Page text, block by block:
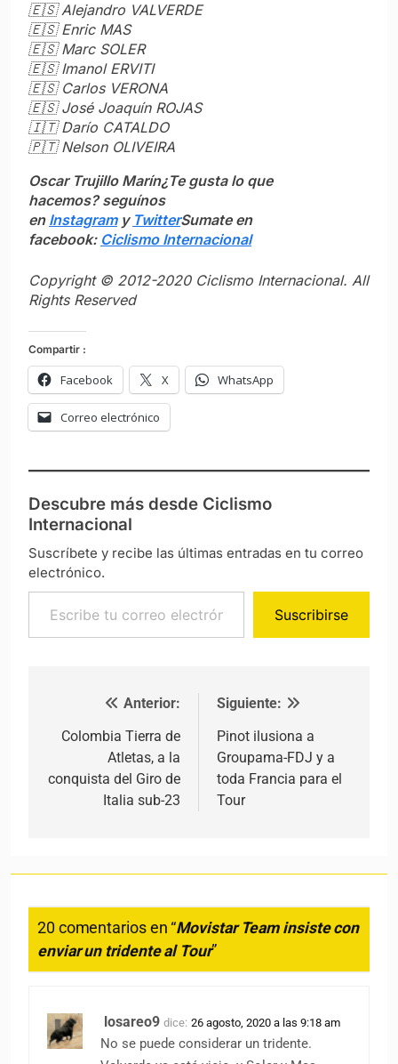
🇪🇸Alejandro VALVERDE
🇪🇸Enric MAS
🇪🇸Marc SOLER
🇪🇸Imanol ERVITI
🇪🇸Carlos VERONA
🇪🇸José Joaquín ROJAS
🇮🇹Darío CATALDO
🇵🇹Nelson OLIVEIRA
Oscar Trujillo Marín¿Te gusta lo que
hacemos? seguínos
en Instagramy TwitterSumate en
facebook: Ciclismo Internacional
Copyright © 2012-2020 Ciclismo Internacional. All
Rights Reserved
Compartir :
Facebook X WhatsApp
Correo electrónico
Descubre más desde Ciclismo
Internacional
Suscríbete y recibe las últimas entradas en tu correo
electrónico.
Escribe tu correo electrónico…
Suscribirse
Navegación de entradas
Anterior:
Colombia Tierra de
Atletas, a la
conquista del Giro de
Italia sub-23
Siguiente:
Pinot ilusiona a
Groupama-FDJ y a
toda Francia para el
Tour
20 comentarios en “Movistar Team insiste con
enviar un tridente al Tour”
losareo9 dice: 26 agosto, 2020 a las 9:18 am
No se puede considerar un tridente.